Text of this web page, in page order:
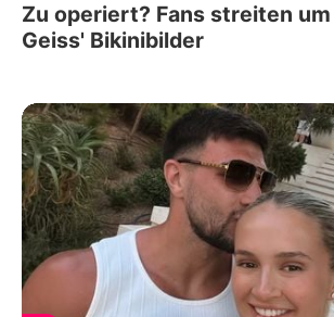
Zu operiert? Fans streiten
Geiss' Bikinibilder